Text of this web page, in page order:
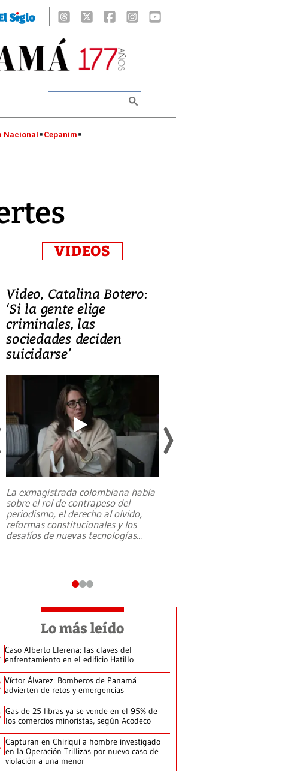
Nacional Cepanim
VIDEOS
Video, Catalina Botero:
‘Si la gente elige
criminales, las
sociedades deciden
suicidarse’
La exmagistrada colombiana habla
sobre el rol de contrapeso del
periodismo, el derecho al olvido,
reformas constitucionales y los
desafíos de nuevas tecnologías...
Lo más leído
Caso Alberto Llerena: las claves del
enfrentamiento en el edificio Hatillo
Víctor Álvarez: Bomberos de Panamá
advierten de retos y emergencias
Gas de 25 libras ya se vende en el 95% de
los comercios minoristas, según Acodeco
Capturan en Chiriquí a hombre investigado
en la Operación Trillizas por nuevo caso de
violación a una menor